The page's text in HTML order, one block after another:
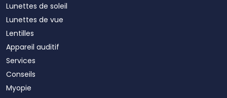
Lunettes de soleil
Lunettes de vue
Lentilles
Appareil auditif
Services
Conseils
Myopie